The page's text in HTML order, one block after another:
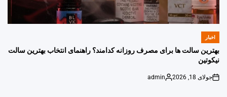
POSTED
اخبار
بهترین سالت ها برای مصرف روزانه کدامند؟ راهنمای انتخاب بهترین سالت
نیکوتین
on
جولای 18, 2026
Posted
admin